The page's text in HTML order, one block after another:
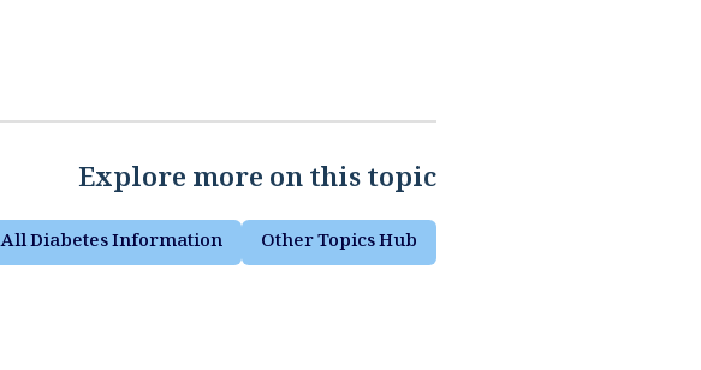
Explore more on this topic
Other Topics Hub
All Diabetes Information